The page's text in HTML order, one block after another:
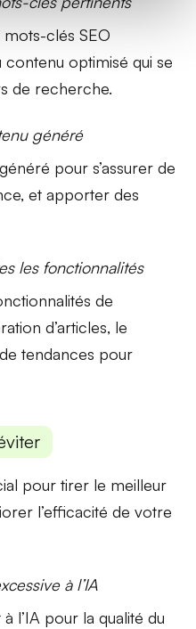
mots-clés SEO
optimisé qui se
de recherche.
généré
généré pour s’assurer de
et apporter des
les fonctionnalités
de
d’articles, le
tendances pour
pour tirer le meilleur
l’efficacité de votre
à l’IA
l’IA pour la qualité du